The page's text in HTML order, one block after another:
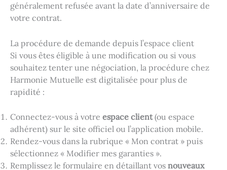
généralement refusée avant la date d’anniversaire de
votre contrat.
La procédure de demande depuis l’espace client
Si vous êtes éligible à une modification ou si vous
souhaitez tenter une négociation, la procédure chez
Harmonie Mutuelle est digitalisée pour plus de
rapidité :
Connectez-vous à votre espace client(ou espace
adhérent) sur le site officiel ou l’application mobile.
Rendez-vous dans la rubrique « Mon contrat » puis
sélectionnez « Modifier mes garanties ».
Remplissez le formulaire en détaillant vos nouveaux